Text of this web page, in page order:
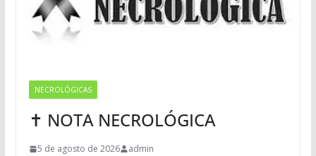
NECROLÓGICAS
✝ NOTA NECROLÓGICA
5 de agosto de 2026 admin